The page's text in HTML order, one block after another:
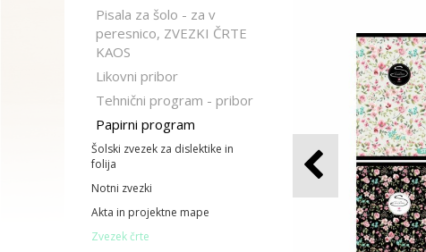
Pisala za šolo - za v
peresnico, ZVEZKI ČRTE
KAOS
Likovni pribor
Tehnični program - pribor
Papirni program
Šolski zvezek za dislektike in
folija
Notni zvezki
Akta in projektne mape
Zvezek črte